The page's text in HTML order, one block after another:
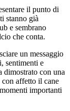
il punto di
stanno già
e sembrano
che conta.
un messaggio
sentimenti e
dimostrato con una
con affetto il cane
importanti